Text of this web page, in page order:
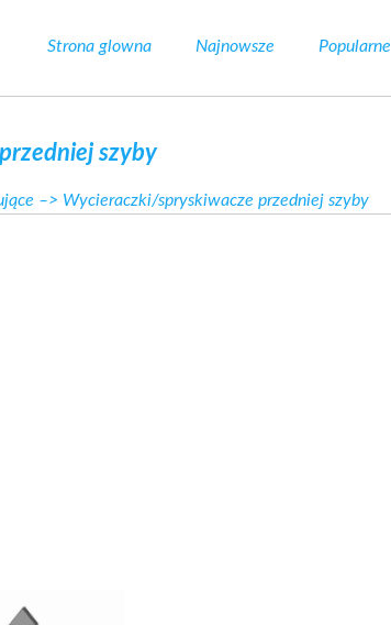
Strona glowna Najnowsze Popularne
szyby
–> Wycieraczki/spryskiwacze przedniej szyby